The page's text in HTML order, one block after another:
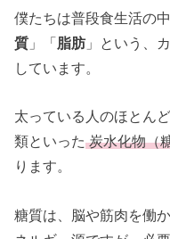
僕たちは普段食生活の
質 」「脂肪」という、
しています。
太っている人のほとん
類といった炭水化物（
ります。
糖質は、脳や筋肉を働